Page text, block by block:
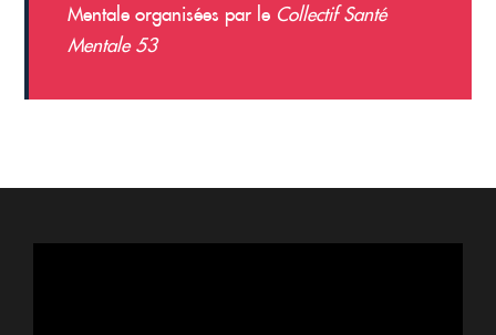
Mentale organisées par le Collectif Santé
Mentale 53